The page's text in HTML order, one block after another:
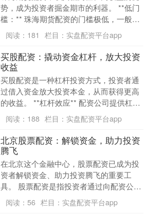
势，成为投资者掘金期市的利器。 **低门
槛：** 珠海期货配资的门槛极低，一般只
需提供少量的保证金，即可获得数倍于保
证金的资....
阅读： 181 栏目： 实盘配资平台app
买股配资：撬动资金杠杆，放大投资
收益
买股配资是一种杠杆投资方式，投资者通
过借入资金放大投资本金，从而获得更高
的收益。 **杠杆效应** 配资公司提供杠杆
比例，通常为1:2或1:3。这意味着投资者
只....
阅读： 188 栏目： 实盘配资平台app
北京股票配资：解锁资金，助力投资
腾飞
在北京这个金融中心，股票配资已成为投
资者解锁资金、助力投资腾飞的重要工
具。 股票配资是指投资者通过向配资公司
借入资金，以放大投资杠杆，从而提高投
资收益。北京拥有....
阅读： 56 栏目： 实盘配资平台app